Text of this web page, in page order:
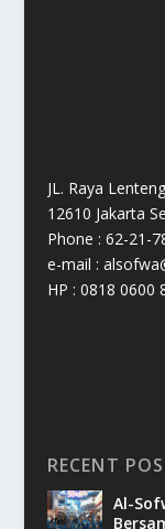
JL. Raya
12610 Jakarta
Phone : 62-21-
e-mail :
HP : 0818 0600
RECENT
Al-